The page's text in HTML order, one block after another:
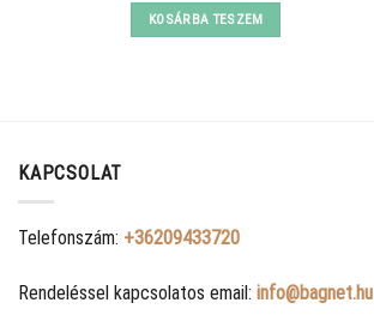
was:
10980 Ft.
KOSÁRBA TESZEM
KAPCSOLAT
Telefonszám: +36209433720
Rendeléssel kapcsolatos email: info@bagnet.hu